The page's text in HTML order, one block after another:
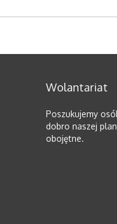
Wolantariat
Poszukujemy
dobro naszej
obojętne.